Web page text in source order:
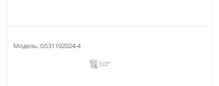
Модель:GS31102024-4